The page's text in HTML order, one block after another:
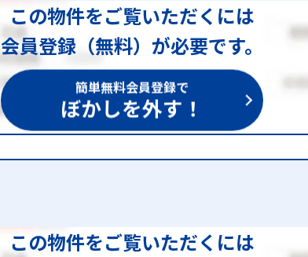
この物件をご覧いただくには
会員登録（無料）が必要です。
簡単無料会員登録で
ぼかしを外す！
この物件をご覧いただくには